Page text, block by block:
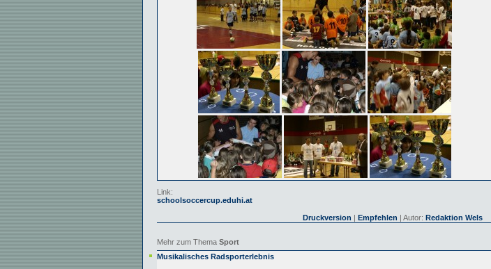
Link:
schoolsoccercup.eduhi.at
Druckversion | Empfehlen | Autor: Redaktion Wels
Mehr zum Thema Sport
Musikalisches Radsporterlebnis